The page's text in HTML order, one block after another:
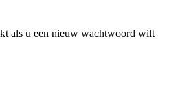
als u een nieuw wachtwoord wilt